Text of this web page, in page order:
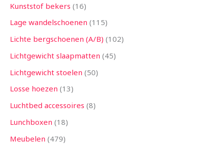
Kunststof bekers 16
Lage wandelschoenen 115
Lichte bergschoenen (A/B) 102
Lichtgewicht slaapmatten 45
Lichtgewicht stoelen 50
Losse hoezen 13
Luchtbed accessoires 8
Lunchboxen 18
Meubelen 479